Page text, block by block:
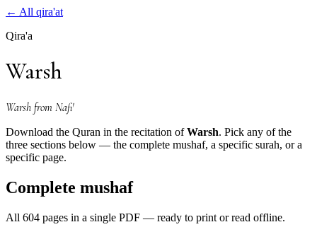
← All qira'at
Qira'a
Warsh
Warsh from Nafi'
Download the Quran in the recitation ofWarsh. Pick any of the
three sections below — the complete mushaf, a specific surah, or a
specific page.
Complete mushaf
All 604 pages in a single PDF — ready to print or read offline.